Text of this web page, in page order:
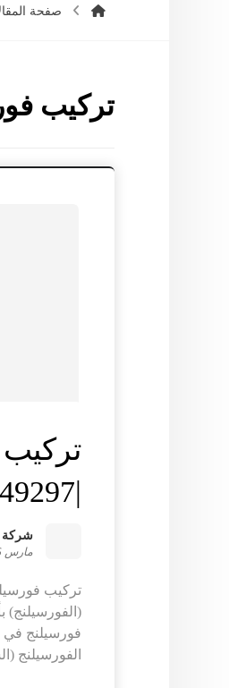
صفحة
تركيب
|0547149297
شركة
مارس 26, 2025
تركيب
(الفورسيلنج)
فورسيلنج في
الفورسيلنج